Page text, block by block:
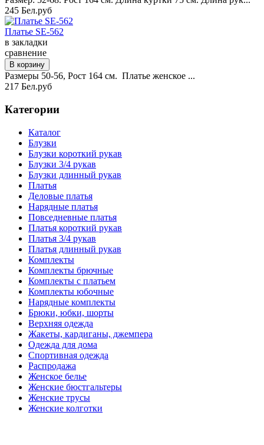
245 Бел.руб
Платье SE-562
в закладки
сравнение
Размеры 50-56, Рост 164 см. Платье женское ...
217 Бел.руб
Категории
Каталог
Блузки
Блузки короткий рукав
Блузки 3/4 рукав
Блузки длинный рукав
Платья
Деловые платья
Нарядные платья
Повседневные платья
Платья короткий рукав
Платья 3/4 рукав
Платья длинный рукав
Комплекты
Комплекты брючные
Комплекты с платьем
Комплекты юбочные
Нарядные комплекты
Брюки, юбки, шорты
Верхняя одежда
Жакеты, кардиганы, джемпера
Одежда для дома
Спортивная одежда
Распродажа
Женское белье
Женские бюстгальтеры
Женские трусы
Женские колготки